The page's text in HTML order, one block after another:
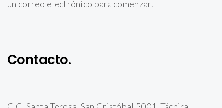
un correo electrónico para comenzar.
Contacto.
C.C. Santa Teresa, San Cristóbal 5001, Táchira –